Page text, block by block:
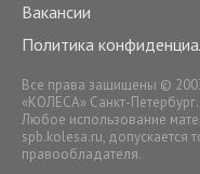
Вакансии
Политика
Все права защищены ©
«КОЛЕСА» Санкт-Петербург.
Любое использование
spb.kolesa.ru, допускается
правообладателя.